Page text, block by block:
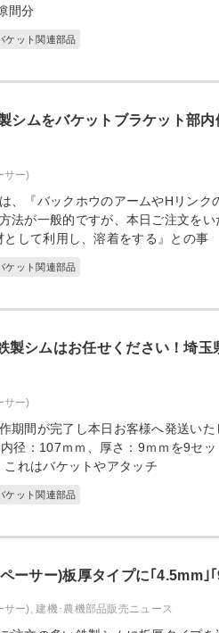
間分
ケット関連部品
シムをバケットブラケット部
サー)
、『バックホウのアームやHリンク
法が一般的ですが、本日ご注文を
して利用し、溶着をする』との事
ケット関連部品
製シムはお任せください！埼玉
サー)
期間が完了し本日お客様へ発送い
径：107ｍｍ、厚さ：9ｍｍを9セ
れはバケットやアタッチ
ケット関連部品
ーサー)板厚タイプに｢4.5mm｣
サー) ,建機･農機部品販売ニュース